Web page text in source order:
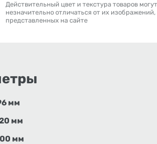
Действительный цвет и текстура товаров могут
незначительно отличаться от их изображений,
представленных на сайте
мм
мм
мм